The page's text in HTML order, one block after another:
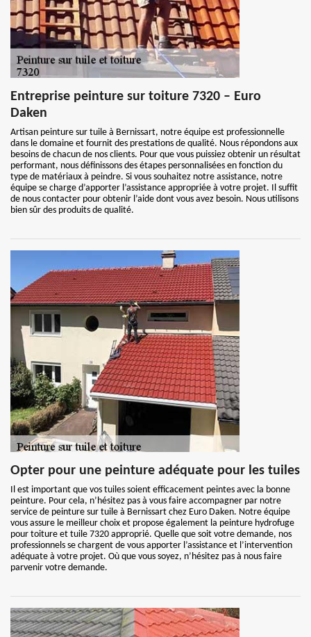
Entreprise peinture sur toiture 7320 – Euro
Daken
Artisan peinture sur tuile à Bernissart, notre équipe est professionnelle
dans le domaine et fournit des prestations de qualité. Nous répondons aux
besoins de chacun de nos clients. Pour que vous puissiez obtenir un résultat
performant, nous définissons des étapes personnalisées en fonction du
type de matériaux à peindre. Si vous souhaitez notre assistance, notre
équipe se charge d’apporter l’assistance appropriée à votre projet. Il suffit
de nous contacter pour obtenir l’aide dont vous avez besoin. Nous utilisons
bien sûr des produits de qualité.
Opter pour une peinture adéquate pour les tuiles
Il est important que vos tuiles soient efficacement peintes avec la bonne
peinture. Pour cela, n’hésitez pas à vous faire accompagner par notre
service de peinture sur tuile à Bernissart chez Euro Daken. Notre équipe
vous assure le meilleur choix et propose également la peinture hydrofuge
pour toiture et tuile 7320 approprié. Quelle que soit votre demande, nos
professionnels se chargent de vous apporter l’assistance et l’intervention
adéquate à votre projet. Où que vous soyez, n’hésitez pas à nous faire
parvenir votre demande.